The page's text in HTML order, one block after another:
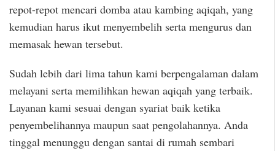
repot-repot mencari domba atau kambing aqiqah, yang
kemudian harus ikut menyembelih serta mengurus dan
memasak hewan tersebut.
Sudah lebih dari lima tahun kami berpengalaman dalam
melayani serta memilihkan hewan aqiqah yang terbaik.
Layanan kami sesuai dengan syariat baik ketika
penyembelihannya maupun saat pengolahannya. Anda
tinggal menunggu dengan santai di rumah sembari